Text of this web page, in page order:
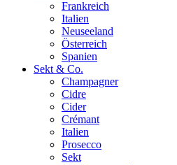
Frankreich
Italien
Neuseeland
Österreich
Spanien
Sekt & Co.
Champagner
Cidre
Cider
Crémant
Italien
Prosecco
Sekt